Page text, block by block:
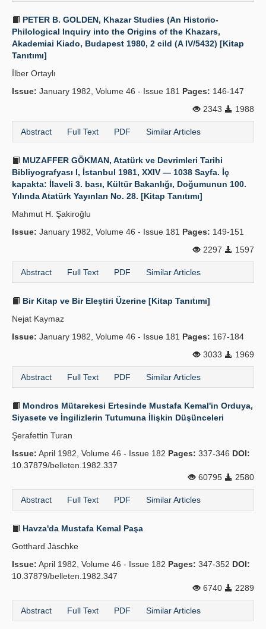
PETER B. GOLDEN, Khazar Studies (An Historio-
Philological Inquiry into the Origins of the Khazars,
Akademiai Kiado, Budapest 1980, 2 cild (A IV/5432) [Kitap
Tanıtımı]
İlber Ortaylı
Issue: January 1982, Volume 46 - Issue 181 Pages: 146-147
2343
1988
Abstract Full Text PDF Similar Articles
MUZAFFER GÖKMAN, Atatürk ve Devrimleri Tarihi
Bibliyografyası I, İstanbul 1981, XXIV — 1038 Sayfa. İç
kapakta: İlaveli 3. bası, Kültür Bakanlığı, Doğumunun 100.
Yılında Atatürk Yayınları No. 28. [Kitap Tanıtımı]
Mahmut H. Şakiroğlu
Issue: January 1982, Volume 46 - Issue 181 Pages: 149-151
2297
1597
Abstract Full Text PDF Similar Articles
Bir Kitap ve Bir Eleştiri Üzerine [Kitap Tanıtımı]
Nejat Kaymaz
Issue: January 1982, Volume 46 - Issue 181 Pages: 167-184
3033
1969
Abstract Full Text PDF Similar Articles
Mondros Mütarekesi Ertesinde Mustafa Kemal'in Orduya,
Siyasete ve İngilizlerin Tutumuna İlişkin Düşünceleri
Şerafettin Turan
Issue: April 1982, Volume 46 - Issue 182 Pages: 337-346 DOI:
10.37879/belleten.1982.337
60795
2580
Abstract Full Text PDF Similar Articles
Havza'da Mustafa Kemal Paşa
Gotthard Jäschke
Issue: April 1982, Volume 46 - Issue 182 Pages: 347-352 DOI:
10.37879/belleten.1982.347
6740
2289
Abstract Full Text PDF Similar Articles